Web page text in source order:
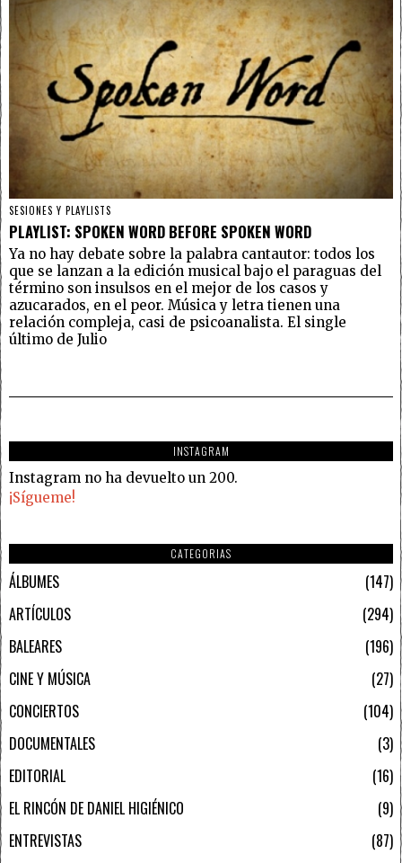
SESIONES Y PLAYLISTS
PLAYLIST: SPOKEN WORD BEFORE SPOKEN WORD
Ya no hay debate sobre la palabra cantautor: todos los
que se lanzan a la edición musical bajo el paraguas del
término son insulsos en el mejor de los casos y
azucarados, en el peor. Música y letra tienen una
relación compleja, casi de psicoanalista. El single
último de Julio
INSTAGRAM
Instagram no ha devuelto un 200.
¡Sígueme!
CATEGORIAS
ÁLBUMES
147
ARTÍCULOS
294
BALEARES
196
CINE Y MÚSICA
27
CONCIERTOS
104
DOCUMENTALES
3
EDITORIAL
16
EL RINCÓN DE DANIEL HIGIÉNICO
9
ENTREVISTAS
87